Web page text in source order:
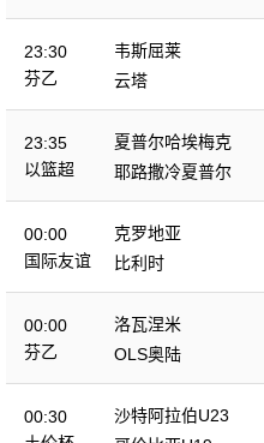
23:30
芬乙
韦斯屈莱
云塔
23:35
以篮超
夏普尔哈埃梅克
耶路撒冷夏普尔
00:00
国际友谊
克罗地亚
比利时
00:00
芬乙
洛瓦涅米
OLS奥陆
00:30
沙特阿拉伯U23